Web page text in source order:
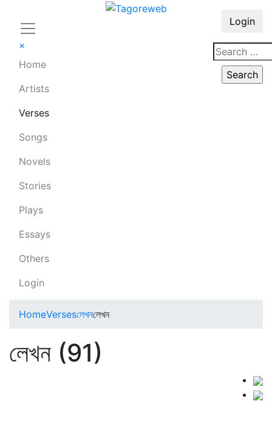
×
Home
Artists
Verses
Songs
Novels
Stories
Plays
Essays
Others
Login
Login
HomeVersesলেখনলেখন
লেখন (91)